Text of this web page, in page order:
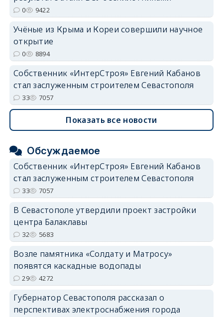
0 9422
Учёные из Крыма и Кореи совершили научное
открытие
0 8894
Собственник «ИнтерСтроя» Евгений Кабанов
стал заслуженным строителем Севастополя
33 7057
Показать все новости
Обсуждаемое
Собственник «ИнтерСтроя» Евгений Кабанов
стал заслуженным строителем Севастополя
33 7057
В Севастополе утвердили проект застройки
центра Балаклавы
32 5683
Возле памятника «Солдату и Матросу»
появятся каскадные водопады
29 4272
Губернатор Севастополя рассказал о
перспективах электроснабжения города